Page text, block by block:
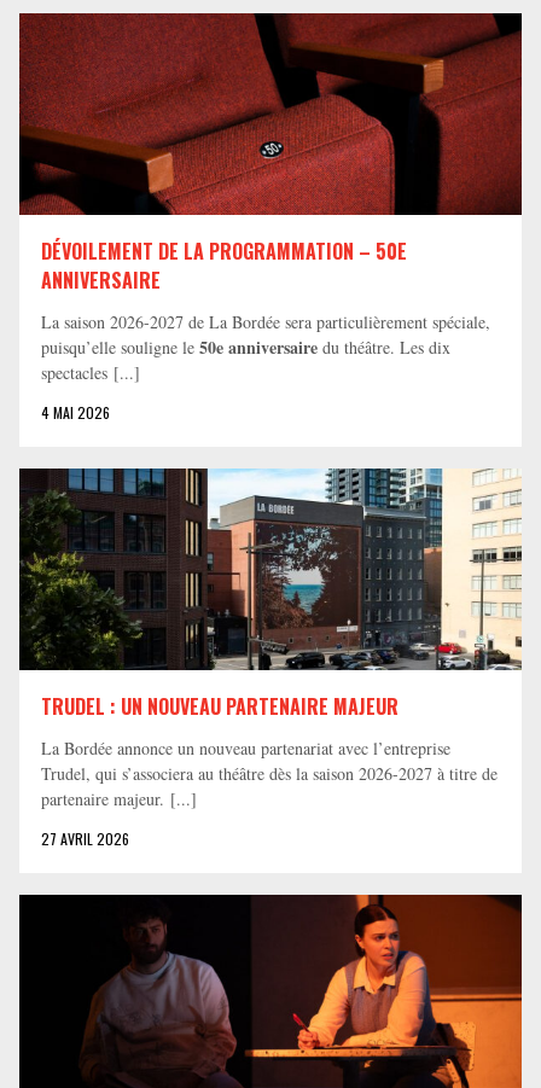
DÉVOILEMENT DE LA PROGRAMMATION – 50E
ANNIVERSAIRE
La saison 2026-2027 de La Bordée sera particulièrement spéciale,
puisqu’elle souligne le 50e anniversaire du théâtre. Les dix
spectacles [...]
4 MAI 2026
TRUDEL : UN NOUVEAU PARTENAIRE MAJEUR
La Bordée annonce un nouveau partenariat avec l’entreprise
Trudel, qui s’associera au théâtre dès la saison 2026-2027 à titre de
partenaire majeur. [...]
27 AVRIL 2026